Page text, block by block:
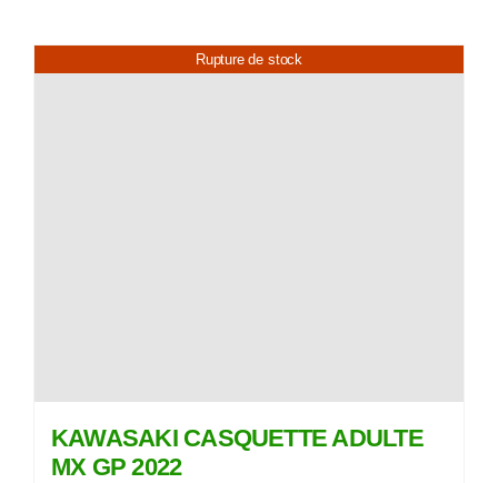
Rupture de stock
KAWASAKI CASQUETTE ADULTE
MX GP 2022